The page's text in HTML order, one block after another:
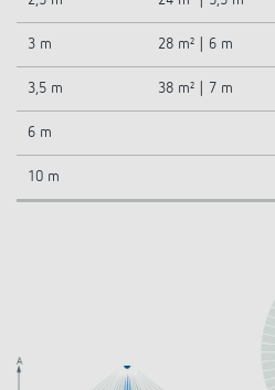
3 m 28 m² | 6 m
3,5 m 38 m² | 7 m
6 m
10 m